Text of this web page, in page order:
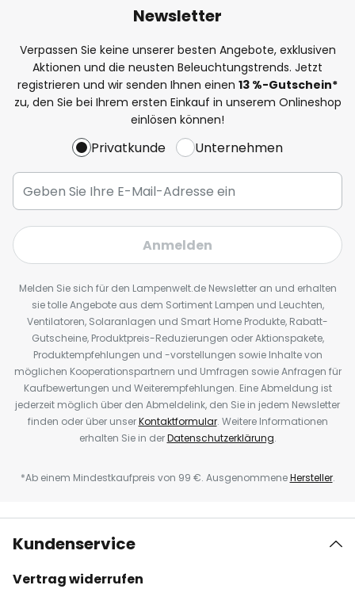
Newsletter
Verpassen Sie keine unserer besten Angebote, exklusiven
Aktionen und die neusten Beleuchtungstrends. Jetzt
registrieren und wir senden Ihnen einen 13 %-Gutschein*
zu, den Sie bei Ihrem ersten Einkauf in unserem Onlineshop
einlösen können!
Privatkunde Unternehmen
Anmelden
Melden Sie sich für den Lampenwelt.de Newsletter an und erhalten
sie tolle Angebote aus dem Sortiment Lampen und Leuchten,
Ventilatoren, Solaranlagen und Smart Home Produkte, Rabatt-
Gutscheine, Produktpreis-Reduzierungen oder Aktionspakete,
Produktempfehlungen und -vorstellungen sowie Inhalte von
möglichen Kooperationspartnern und Umfragen sowie Anfragen für
Kaufbewertungen und Weiterempfehlungen. Eine Abmeldung ist
jederzeit möglich über den Abmeldelink, den Sie in jedem Newsletter
finden oder über unserKontaktformular. Weitere Informationen
erhalten Sie in derDatenschutzerklärung.
*Ab einem Mindestkaufpreis von 99 €. AusgenommeneHersteller.
Kundenservice
Vertrag widerrufen